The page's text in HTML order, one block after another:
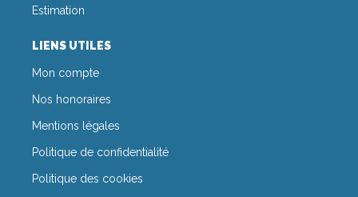
Estimation
LIENS UTILES
Mon compte
Nos honoraires
Mentions légales
Politique de confidentialité
Politique des cookies